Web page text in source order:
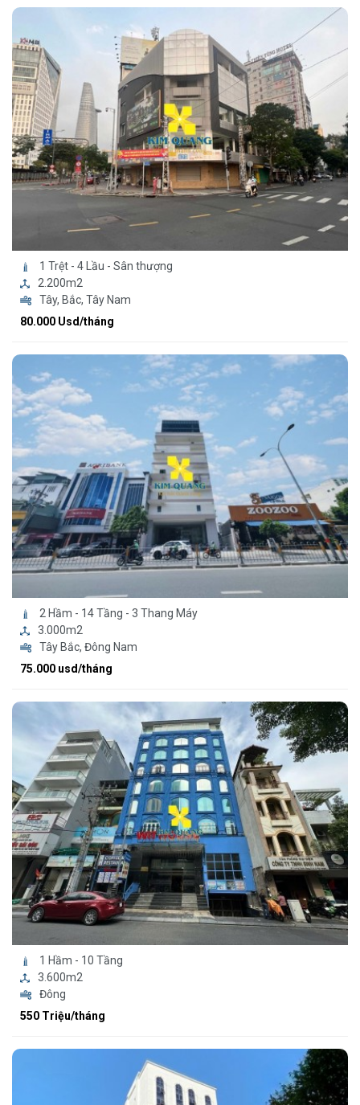
1 Trệt - 4 Lầu - Sân thượng
2.200m2
Tây, Bắc, Tây Nam
80.000 Usd/tháng
2 Hầm - 14 Tầng - 3 Thang Máy
3.000m2
Tây Bắc, Đông Nam
75.000 usd/tháng
1 Hầm - 10 Tầng
3.600m2
Đông
550 Triệu/tháng